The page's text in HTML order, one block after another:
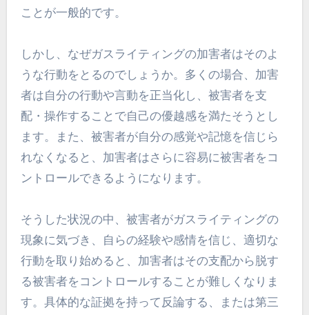
ことが一般的です。
しかし、なぜガスライティングの加害者はそのよ
うな行動をとるのでしょうか。多くの場合、加害
者は自分の行動や言動を正当化し、被害者を支
配・操作することで自己の優越感を満たそうとし
ます。また、被害者が自分の感覚や記憶を信じら
れなくなると、加害者はさらに容易に被害者をコ
ントロールできるようになります。
そうした状況の中、被害者がガスライティングの
現象に気づき、自らの経験や感情を信じ、適切な
行動を取り始めると、加害者はその支配から脱す
る被害者をコントロールすることが難しくなりま
す。具体的な証拠を持って反論する、または第三